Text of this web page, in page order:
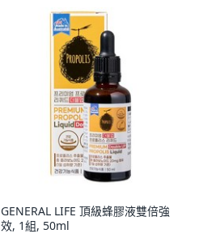
GENERAL LIFE 頂級蜂膠液雙倍強
效, 1組, 50ml